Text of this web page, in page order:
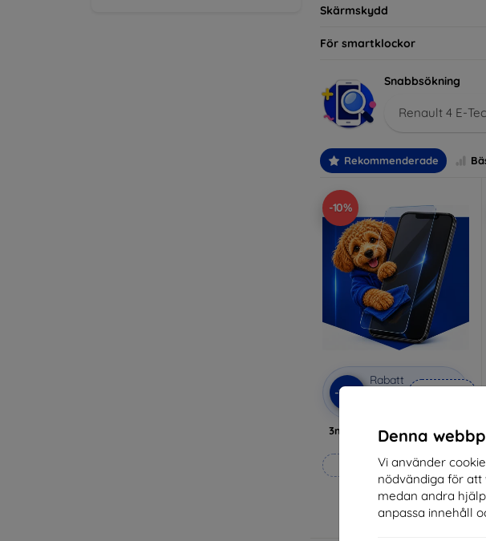
Denna
Vi använder
nödvändiga för att
medan andra
anpassa innehåll
Skärmskydd
För smartklockor
Snabbsökning
Renault 4 E-
Rekommenderade
-10%
-10%
Rabatt
3mk Anti-Shock protective
glass
Tillverkat efter mått
214 kr
193 kr